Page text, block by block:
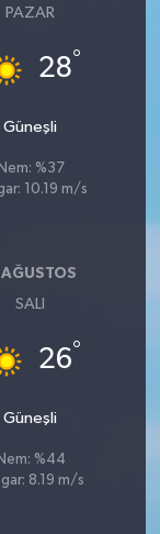
PAZAR
28°
Güneşli
Nem: %37
10.19 m/s
AĞUSTOS
SALI
26°
Güneşli
%44
8.19 m/s